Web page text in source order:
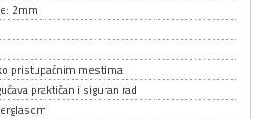
2mm
pristupačnim mestima
praktičan i siguran rad